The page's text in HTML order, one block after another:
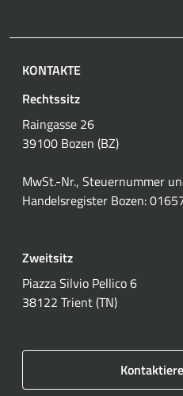
KONTAKTE
Rechtssitz
Raingasse 26
39100 Bozen (BZ)
MwSt.-Nr., Steuernummer
Handelsregister Bozen:
Zweitsitz
Piazza Silvio Pellico 6
38122 Trient (TN)